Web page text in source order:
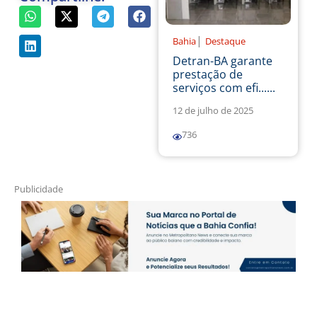
Bahia | Destaque
Detran-BA garante
prestação de
serviços com efi......
12 de julho de 2025
736
Publicidade